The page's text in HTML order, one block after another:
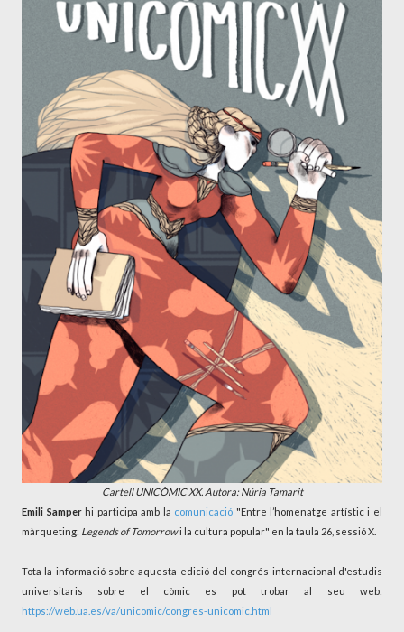
Cartell UNICÒMIC XX. Autora: Núria Tamarit
Emili Samper hi participa amb la comunicació "Entre l’homenatge artístic i el
màrqueting: Legends of Tomorrowi la cultura popular" en la taula 26, sessió X.
Tota la informació sobre aquesta edició del congrés internacional d'estudis
universitaris sobre el còmic es pot trobar al seu web:
https://web.ua.es/va/unicomic/congres-unicomic.html